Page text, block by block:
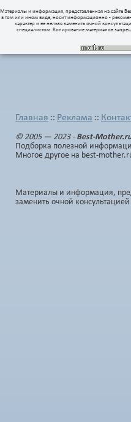
Материалы и информация, представленная на сайте
в том или ином виде, носит информационно -
характер и ее нельзя заменить очной
специалистом. Копирование материалов
Главная :: Реклама ::
© 2005 — 2023 - Best-
Подборка полезной
Многое другое на best-
Материалы и информация,
заменить очной